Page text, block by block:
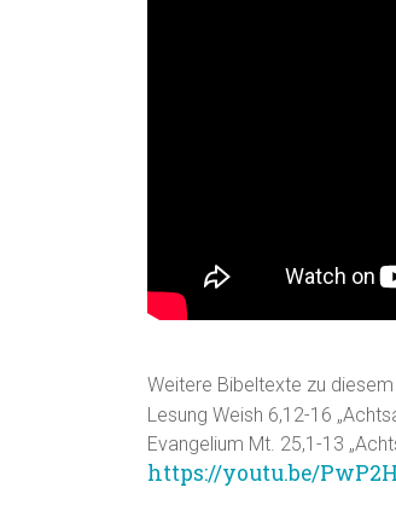
Weitere Bibeltexte zu
Lesung Weish 6,12-16
Evangelium Mt. 25,1-13
https://youtu.be/